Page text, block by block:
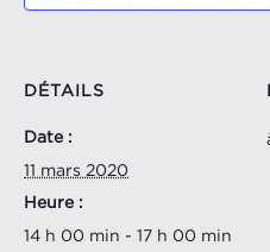
DÉTAILS
Date :
11 mars 2020
Heure :
14 h 00 min - 17 h 00 min